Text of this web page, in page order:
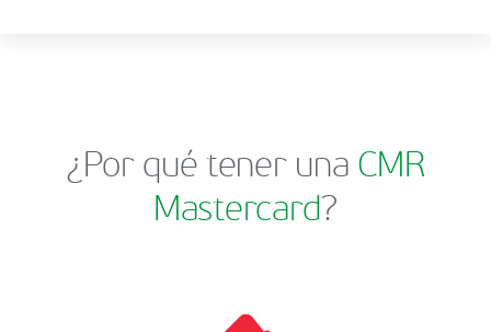
¿Por qué tener una CMR
Mastercard?